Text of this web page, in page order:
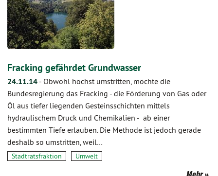
Fracking gefährdet Grundwasser
24.11.14 - Obwohl höchst umstritten, möchte die
Bundesregierung das Fracking - die Förderung von Gas oder
Öl aus tiefer liegenden Gesteinsschichten mittels
hydraulischem Druck und Chemikalien - ab einer
bestimmten Tiefe erlauben. Die Methode ist jedoch gerade
deshalb so umstritten, weil…
Stadtratsfraktion Umwelt